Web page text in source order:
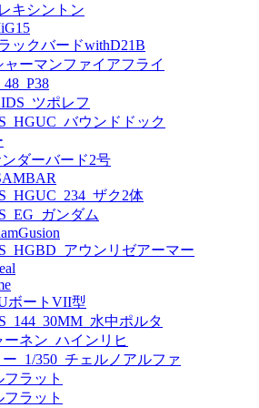
キシントン
ックバードwithD21B
ーマンファイアフライ
ツポレフ
バウンドドック
ダーバード2号
ザク2体
ガンダム
アウンリゼアーマー
ボートVII型
水中ポルタ
ネン_ハインリヒ
_1/350_チェルノアルファ
フラット
フラット